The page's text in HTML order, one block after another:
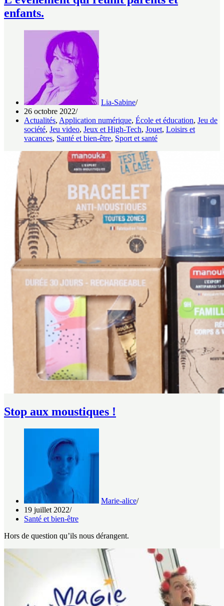
enfants.
Lia-Sabine
26 octobre 2022
Actualités, Application numérique, École et éducation, Jeu de
société, Jeu video, Jeux et High-Tech, Jouet, Loisirs et
vacances, Santé et bien-être, Sport et santé
Stop aux moustiques !
Marie-alice
19 juillet 2022
Santé et bien-être
Hors de question qu’ils nous dérangent.